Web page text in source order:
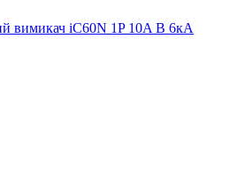
вимикач iC60N 1P 10A B 6кА